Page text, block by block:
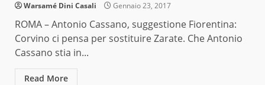
Warsamé Dini Casali Gennaio 23, 2017
ROMA – Antonio Cassano, suggestione Fiorentina:
Corvino ci pensa per sostituire Zarate. Che Antonio
Cassano stia in...
Read More